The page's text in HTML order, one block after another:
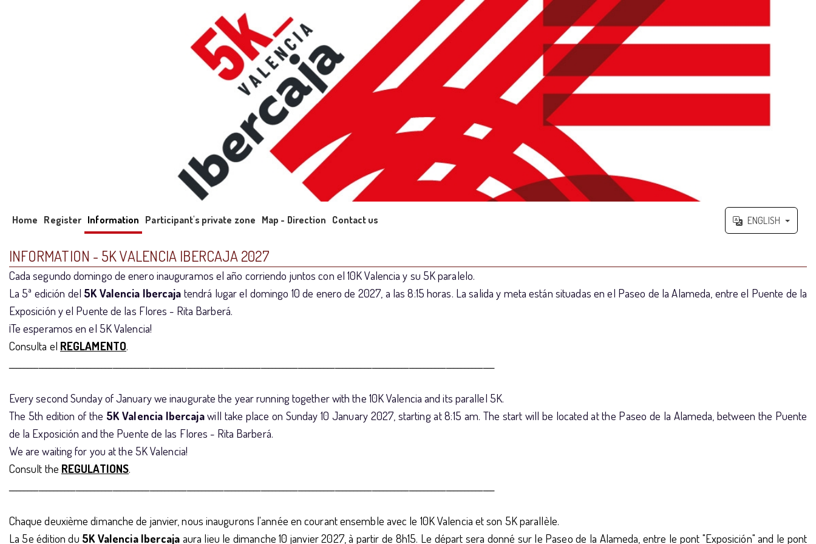
Home Register Information Participant's private zone Map - Direction Contact us ENGLISH
INFORMATION - 5K VALENCIA IBERCAJA 2027
Cada segundo domingo de enero inauguramos el año corriendo juntos con el 10K Valencia y su 5K paralelo.
La 5ª edición del 5K Valencia Ibercaja tendrá lugar el domingo 10 de enero de 2027, a las 8:15 horas. La salida y meta están situadas en el Paseo de la Alameda, entre el Puente de la
Exposición y el Puente de las Flores - Rita Barberá.
¡Te esperamos en el 5K Valencia!
Consulta el REGLAMENTO.
Every second Sunday of January we inaugurate the year running together with the 10K Valencia and its parallel 5K.
The 5th edition of the 5K Valencia Ibercajawill take place on Sunday 10 January 2027, starting at 8:15 am. The start will be located at the Paseo de la Alameda, between the Puente
de la Exposición and the Puente de las Flores - Rita Barberá.
We are waiting for you at the 5K Valencia!
Consult the REGULATIONS.
Chaque deuxième dimanche de janvier, nous inaugurons l'année en courant ensemble avec le 10K Valencia et son 5K parallèle.
La 5e édition du 5K Valencia Ibercaja aura lieu le dimanche 10 janvier 2027, à partir de 8h15. Le départ sera donné sur le Paseo de la Alameda, entre le pont "Exposición" and le pont